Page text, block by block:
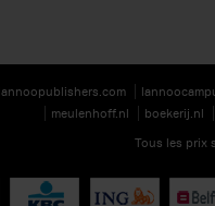
lannoopublishers.com
meulenhoff.nl
boekerij.nl
Tous les prix